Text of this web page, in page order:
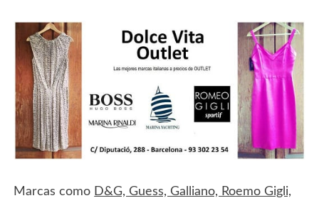
Marcas como D&G, Guess, Galliano, Roemo Gigli,